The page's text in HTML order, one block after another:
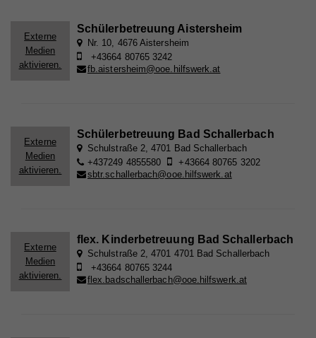
Externe
Medien
aktivieren.
Schülerbetreuung Aistersheim
Nr. 10, 4676 Aistersheim
+43664 80765 3242
fb.aistersheim@ooe.hilfswerk.at
Externe
Medien
aktivieren.
Schülerbetreuung Bad Schallerbach
Schulstraße 2, 4701 Bad Schallerbach
+437249 4855580
+43664 80765 3202
sbtr.schallerbach@ooe.hilfswerk.at
Externe
Medien
aktivieren.
flex. Kinderbetreuung Bad Schallerbach
Schulstraße 2, 4701 4701 Bad Schallerbach
+43664 80765 3244
flex.badschallerbach@ooe.hilfswerk.at